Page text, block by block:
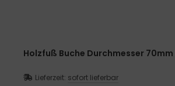
Holzfuß Buche Durchmesser 70mm
Lieferzeit: sofort lieferbar